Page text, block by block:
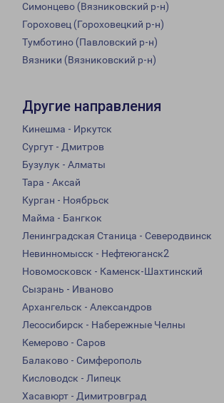
Симонцево (Вязниковский р-н)
Гороховец (Гороховецкий р-н)
Тумботино (Павловский р-н)
Вязники (Вязниковский р-н)
Другие направления
Кинешма - Иркутск
Сургут - Дмитров
Бузулук - Алматы
Тара - Аксай
Курган - Ноябрьск
Майма - Бангкок
Ленинградская Станица - Северодвинск
Невинномысск - Нефтеюганск2
Новомосковск - Каменск-Шахтинский
Сызрань - Иваново
Архангельск - Александров
Лесосибирск - Набережные Челны
Кемерово - Саров
Балаково - Симферополь
Кисловодск - Липецк
Хасавюрт - Димитровград